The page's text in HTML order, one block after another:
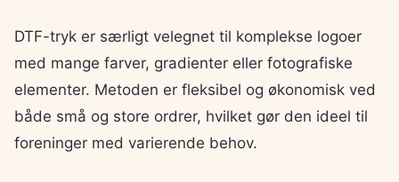
DTF-tryk er særligt velegnet til komplekse logoer
med mange farver, gradienter eller fotografiske
elementer. Metoden er fleksibel og økonomisk ved
både små og store ordrer, hvilket gør den ideel til
foreninger med varierende behov.